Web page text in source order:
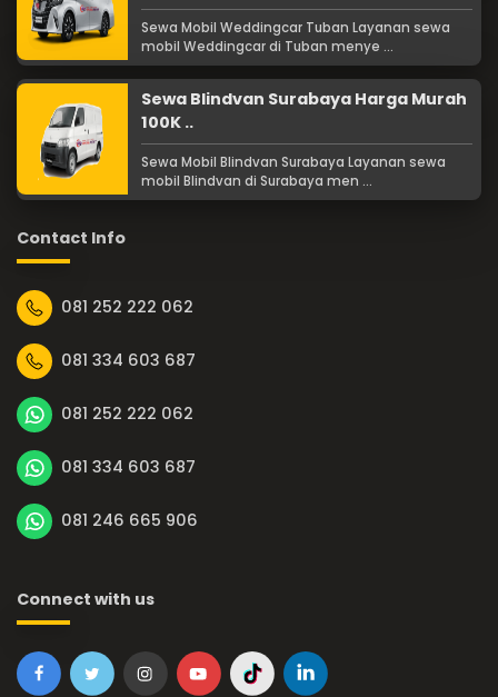
Sewa Mobil Weddingcar Tuban Layanan sewa
mobil Weddingcar di Tuban menye ...
Sewa Blindvan Surabaya Harga Murah
100K ..
Sewa Mobil Blindvan Surabaya Layanan sewa
mobil Blindvan di Surabaya men ...
Contact Info
081 252 222 062
081 334 603 687
081 252 222 062
081 334 603 687
081 246 665 906
Connect with us